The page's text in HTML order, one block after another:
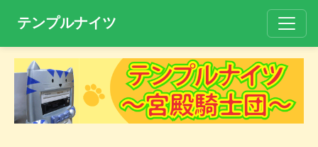
テンプルナイツ